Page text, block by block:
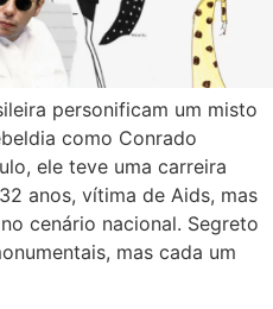
personificam um misto
como Conrado
ele teve uma carreira
anos, vítima de Aids, mas
cenário nacional. Segreto
mas cada um